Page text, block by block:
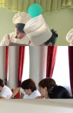
06.08.2026
Абитуриент
ЖОЖДОРГО
БАШТАЛДЫ
27.07.2026
ӨЗҮҢДҮН
20.07.2026
ЖОЖДОРГО